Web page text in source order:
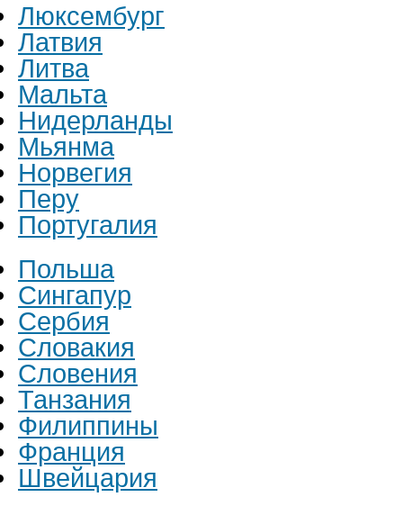
Люксембург
Латвия
Литва
Мальта
Нидерланды
Мьянма
Норвегия
Перу
Португалия
Польша
Сингапур
Сербия
Словакия
Словения
Танзания
Филиппины
Франция
Швейцария